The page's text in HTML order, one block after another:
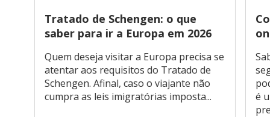
Tratado de Schengen: o que
saber para ir a Europa em 2026
Quem deseja visitar a Europa precisa se
atentar aos requisitos do Tratado de
Schengen. Afinal, caso o viajante não
cumpra as leis imigratórias imposta...
é